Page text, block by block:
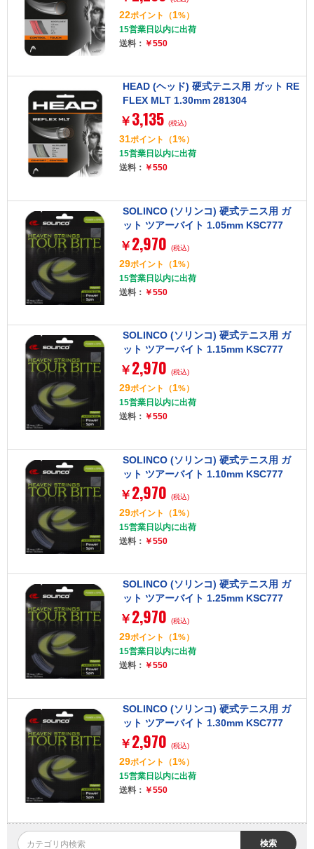
22ポイント （1%）
15営業日以内に出荷
送料： ￥550
HEAD (ヘッド) 硬式テニス用 ガット RE
FLEX MLT 1.30mm 281304
￥ 3,135 (税込)
31ポイント （1%）
15営業日以内に出荷
送料： ￥550
SOLINCO (ソリンコ) 硬式テニス用 ガ
ット ツアーバイト 1.05mm KSC777
￥ 2,970 (税込)
29ポイント （1%）
15営業日以内に出荷
送料： ￥550
SOLINCO (ソリンコ) 硬式テニス用 ガ
ット ツアーバイト 1.15mm KSC777
￥ 2,970 (税込)
29ポイント （1%）
15営業日以内に出荷
送料： ￥550
SOLINCO (ソリンコ) 硬式テニス用 ガ
ット ツアーバイト 1.10mm KSC777
￥ 2,970 (税込)
29ポイント （1%）
15営業日以内に出荷
送料： ￥550
SOLINCO (ソリンコ) 硬式テニス用 ガ
ット ツアーバイト 1.25mm KSC777
￥ 2,970 (税込)
29ポイント （1%）
15営業日以内に出荷
送料： ￥550
SOLINCO (ソリンコ) 硬式テニス用 ガ
ット ツアーバイト 1.30mm KSC777
￥ 2,970 (税込)
29ポイント （1%）
15営業日以内に出荷
送料： ￥550
検索